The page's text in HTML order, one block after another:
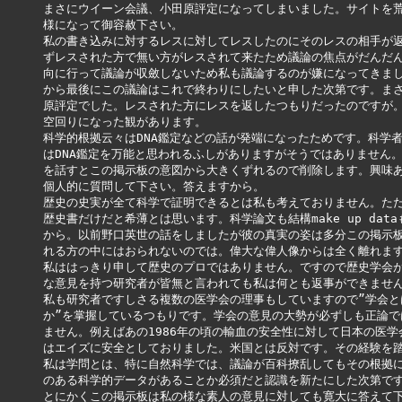
まさにウイーン会議、小田原評定になってしまいました。サイトを
様になって御容赦下さい。
私の書き込みに対するレスに対してレスしたのにそのレスの相手が
ずレスされた方で無い方がレスされて来たため議論の焦点がだんだ
向に行って議論が収斂しないため私も議論するのが嫌になってきま
から最後にこの議論はこれで終わりにしたいと申した次第です。ま
原評定でした。レスされた方にレスを返したつもりだったのですが
空回りになった観があります。
科学的根拠云々はDNA鑑定などの話が発端になったためです。科学
はDNA鑑定を万能と思われるふしがありますがそうではありません
を話すとこの掲示板の意図から大きくずれるので削除します。興味
個人的に質問して下さい。答えますから。
歴史の史実が全て科学で証明できるとは私も考えておりません。た
歴史書だけだと希薄とは思います。科学論文も結構make up data
から。以前野口英世の話をしましたが彼の真実の姿は多分この掲示
れる方の中にはおられないのでは。偉大な偉人像からは全く離れま
私ははっきり申して歴史のプロではありません。ですので歴史学会
な意見を持つ研究者が皆無と言われても私は何とも返事ができませ
私も研究者ですしさる複数の医学会の理事もしていますので”学会
か”を掌握しているつもりです。学会の意見の大勢が必ずしも正論
ません。例えばあの1986年の頃の輸血の安全性に対して日本の医学
はエイズに安全としておりました。米国とは反対です。その経験を
私は学問とは、特に自然科学では、議論が百科撩乱してもその根拠
のある科学的データがあることか必須だと認識を新たにした次第で
とにかくこの掲示板は私の様な素人の意見に対しても寛大に答えて